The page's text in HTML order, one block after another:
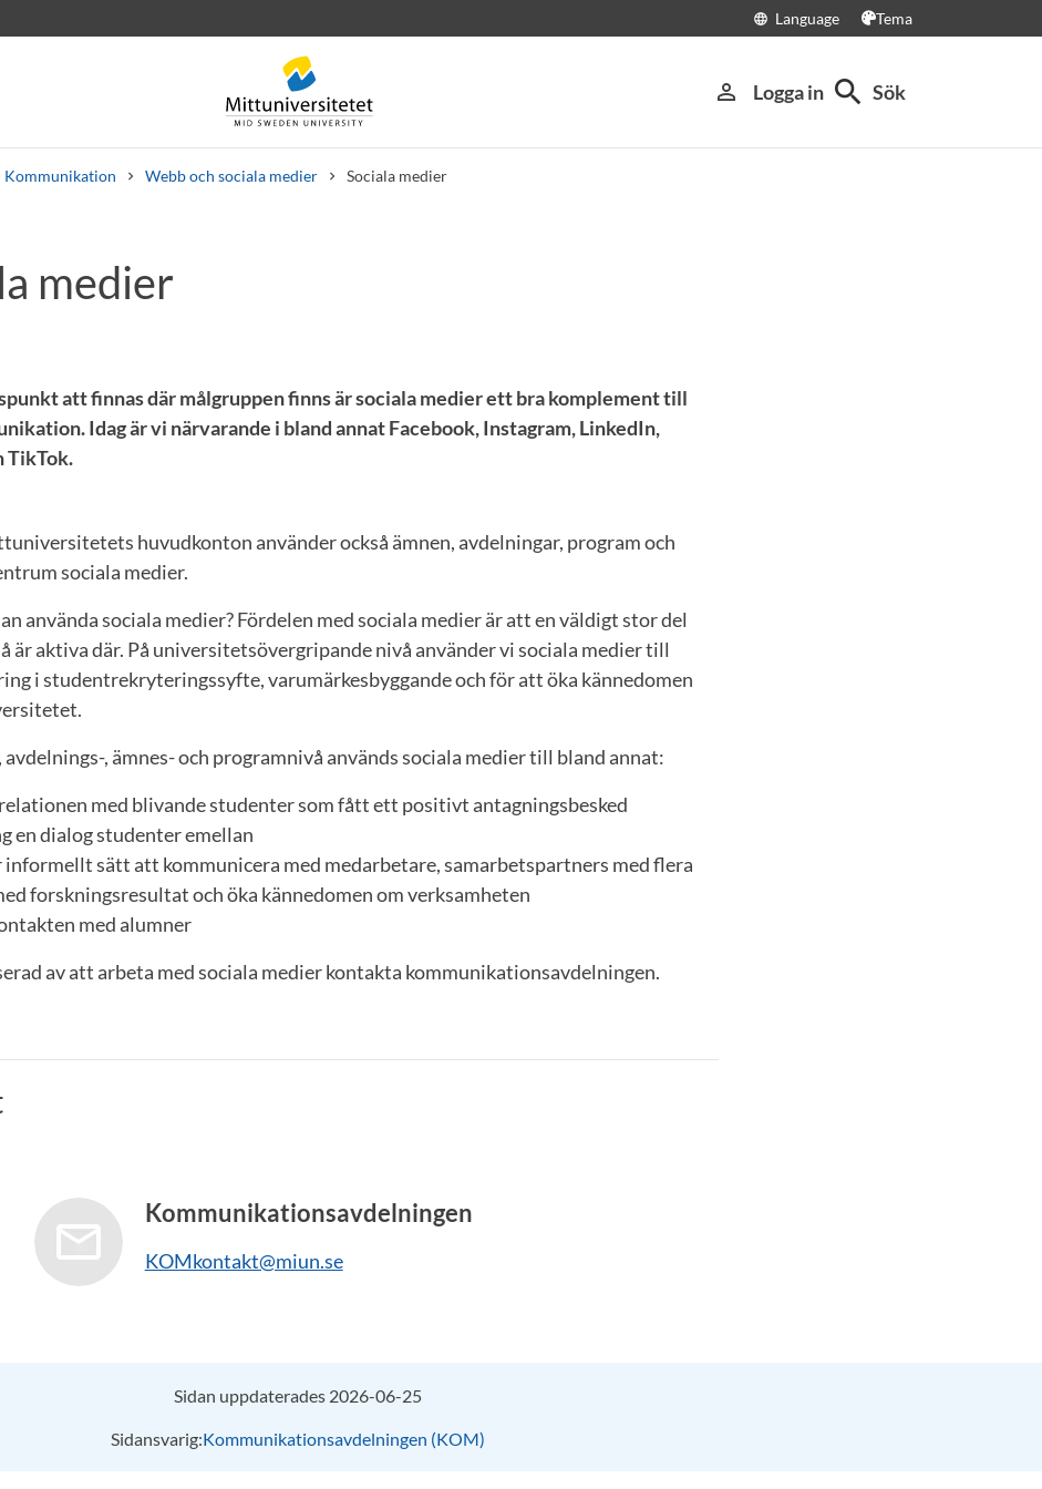
language Language Tema
person_outline Logga in search Sök
Kommunikation Webb och sociala medier Sociala medier
Personal Lediga jobb
medier
att finnas där målgruppen finns är sociala medier ett bra komplement till
Idag är vi närvarande i bland annat Facebook, Instagram, LinkedIn,
TikTok.
huvudkonton använder också ämnen, avdelningar, program och
sociala medier.
använda sociala medier? Fördelen med sociala medier är att en väldigt stor del
är aktiva där. På universitetsövergripande nivå använder vi sociala medier till
i studentrekryteringssyfte, varumärkesbyggande och för att öka kännedomen
avdelnings-, ämnes- och programnivå används sociala medier till bland annat:
med blivande studenter som fått ett positivt antagningsbesked
en dialog studenter emellan
informellt sätt att kommunicera med medarbetare, samarbetspartners med flera
forskningsresultat och öka kännedomen om verksamheten
med alumner
av att arbeta med sociala medier kontakta kommunikationsavdelningen.
Kommunikationsavdelningen
KOMkontakt@miun.se
Sidan uppdaterades 2026-06-25
Sidansvarig:Kommunikationsavdelningen (KOM)